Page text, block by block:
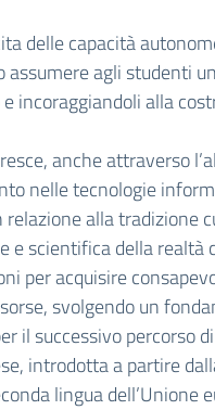
delle capacità
assumere agli studenti
incoraggiandoli alla
anche attraverso
nelle tecnologie
alla tradizione
e scientifica della realtà
per acquisire
svolgendo un
il successivo percorso
introdotta a partire
lingua dell’Unione